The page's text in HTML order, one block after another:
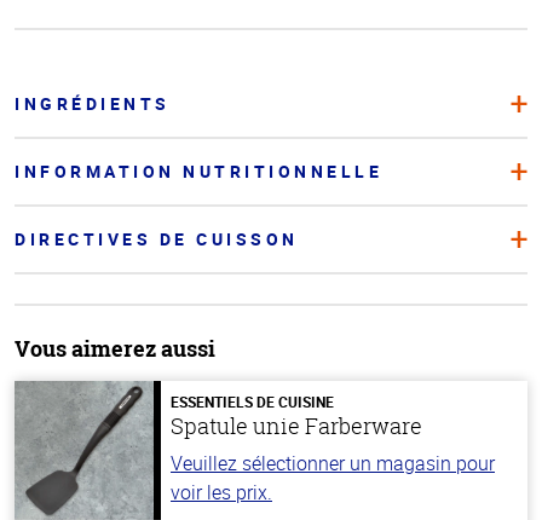
INGRÉDIENTS
INFORMATION NUTRITIONNELLE
DIRECTIVES DE CUISSON
Vous aimerez aussi
ESSENTIELS DE CUISINE
Spatule unie Farberware
Veuillez sélectionner un magasin pour
voir les prix.